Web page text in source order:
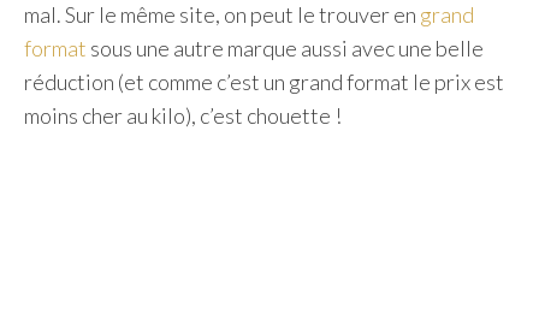
mal. Sur le même site, on peut le trouver en grand
format sous une autre marque aussi avec une belle
réduction (et comme c’est un grand format le prix est
moins cher au kilo), c’est chouette !